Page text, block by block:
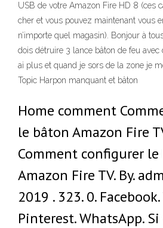
USB de votre Amazon Fire HD 8 (ces
cher et vous pouvez maintenant vous
n’importe quel magasin). Bonjour à
dois détruire 3 lance bâton de feu avec
ai plus et quand je sors de la zone je
Topic Harpon manquant et bâton
Home comment
le bâton Amazon Fire
Comment configurer
Amazon Fire TV. By.
2019 . 323. 0.
Pinterest. WhatsApp.